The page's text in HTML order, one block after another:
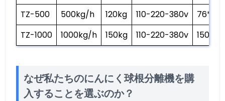
TZ-500
500kg/h 120kg 110-220-380v
TZ-1000
1000kg/h 150kg 110-220-380v
なぜ私たちのにんにく球根分離機を購
入することを選ぶのか？